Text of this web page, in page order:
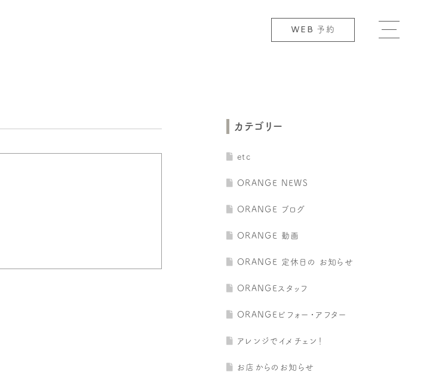
WEB 予約
カテゴリー
etc
ORANGE NEWS
ORANGE ブログ
ORANGE 動画
ORANGE 定休日の お知らせ
ORANGEスタッフ
ORANGEビフォー・アフター
アレンジでイメチェン！
お店からのお知らせ